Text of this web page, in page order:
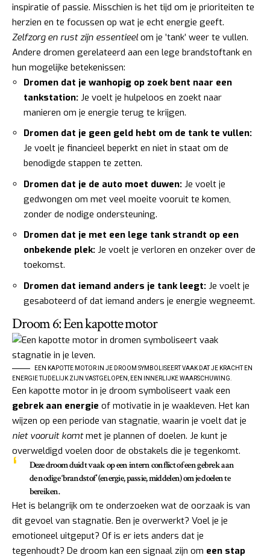
inspiratie of passie. Misschien is het tijd om je prioriteiten te
herzien en te focussen op wat je echt energie geeft.
Zelfzorg en rust zijn essentieelom je ’tank’ weer te vullen.
Andere dromen gerelateerd aan een lege brandstoftank en
hun mogelijke betekenissen:
Dromen dat je wanhopig op zoek bent naar een
tankstation: Je voelt je hulpeloos en zoekt naar
manieren om je energie terug te krijgen.
Dromen dat je geen geld hebt om de tank te vullen:
Je voelt je financieel beperkt en niet in staat om de
benodigde stappen te zetten.
Dromen dat je de auto moet duwen: Je voelt je
gedwongen om met veel moeite vooruit te komen,
zonder de nodige ondersteuning.
Dromen dat je met een lege tank strandt op een
onbekende plek: Je voelt je verloren en onzeker over de
toekomst.
Dromen dat iemand anders je tank leegt: Je voelt je
gesaboteerd of dat iemand anders je energie wegneemt.
Droom 6: Een kapotte motor
EEN KAPOTTE MOTOR IN JE DROOM SYMBOLISEERT VAAK DAT JE KRACHT EN
ENERGIE TIJDELIJK ZIJN VASTGELOPEN, EEN INNERLIJKE WAARSCHUWING.
Een kapotte motor in je droom symboliseert vaak een
gebrek aan energie of motivatie in je waakleven. Het kan
wijzen op een periode van stagnatie, waarin je voelt dat je
niet vooruit komtmet je plannen of doelen. Je kunt je
overweldigd voelen door de obstakels die je tegenkomt.
Deze droom duidt vaak op een intern conflict of een gebrek aan
de nodige ‘brandstof’ (energie, passie, middelen) om je doelen te
bereiken.
Het is belangrijk om te onderzoeken wat de oorzaak is van
dit gevoel van stagnatie. Ben je overwerkt? Voel je je
emotioneel uitgeput? Of is er iets anders dat je
tegenhoudt? De droom kan een signaal zijn om een stap